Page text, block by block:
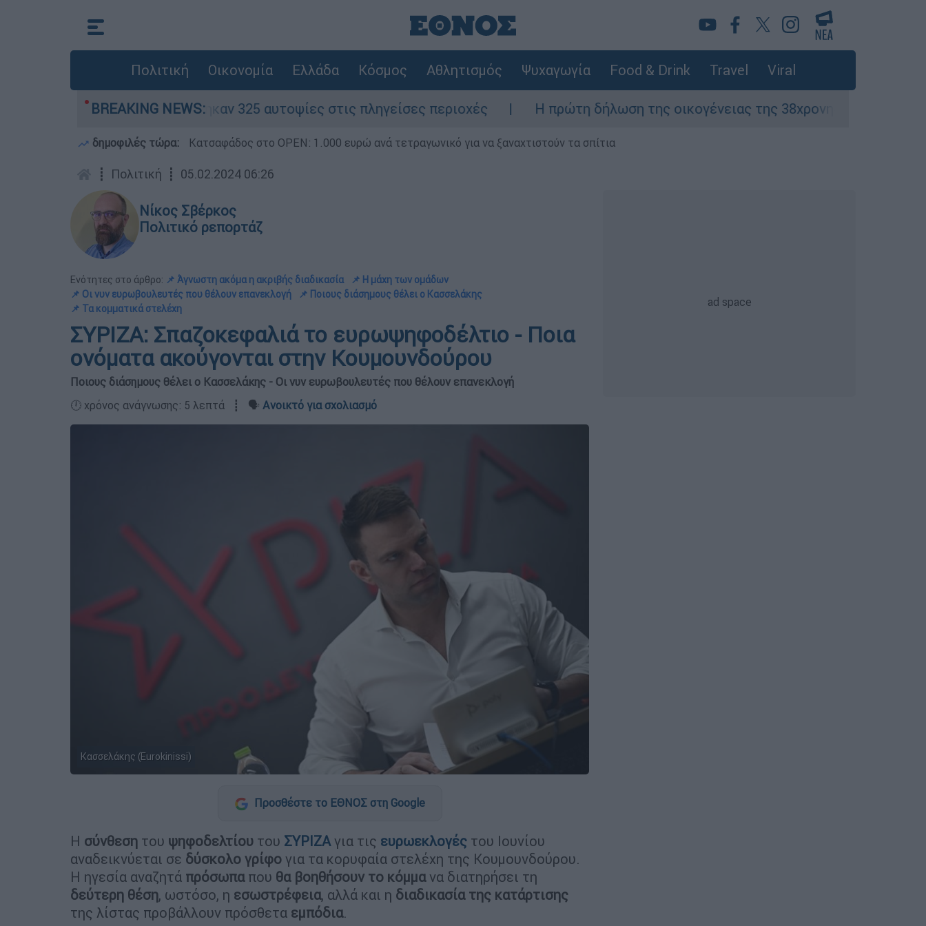
Πολιτική Οικονομία Ελλάδα Κόσμος Αθλητισμός Ψυχαγωγία Food & Drink Travel Viral
BREAKING NEWS:
- Ολοκληρώθηκαν 325 αυτοψίες στις πληγείσες περιοχές Η πρώτη δήλωση της οικογένειας της 38χρονης Βρετανίδας που
δημοφιλές τώρα: Κατσαφάδος στο OPEN: 1.000 ευρώ ανά τετραγωνικό για να ξαναχτιστούν τα σπίτια
┋ Πολιτική ┋ 05.02.2024 06:26
Νίκος Σβέρκος
Πολιτικό ρεπορτάζ
Ενότητες στο άρθρο: 📌 Άγνωστη ακόμα η ακριβής διαδικασία
📌 Η μάχη των ομάδων
📌 Οι νυν ευρωβουλευτές που θέλουν επανεκλογή
📌 Ποιους διάσημους θέλει ο Κασσελάκης
📌 Τα κομματικά στελέχη
ΣΥΡΙΖΑ: Σπαζοκεφαλιά το ευρωψηφοδέλτιο - Ποια
ονόματα ακούγονται στην Κουμουνδούρου
Ποιους διάσημους θέλει ο Κασσελάκης - Οι νυν ευρωβουλευτές που θέλουν επανεκλογή
🕛 χρόνος ανάγνωσης: 5 λεπτά ┋ 🗣️ Ανοικτό για σχολιασμό
Κασσελάκης (Eurokinissi)
Προσθέστε το ΕΘΝΟΣ στη Google
Η σύνθεση του ψηφοδελτίου του ΣΥΡΙΖΑ για τις ευρωεκλογές του Ιουνίου
αναδεικνύεται σε δύσκολο γρίφο για τα κορυφαία στελέχη της Κουμουνδούρου.
Η ηγεσία αναζητά πρόσωπαπου θα βοηθήσουν το κόμμανα διατηρήσει τη
δεύτερη θέση, ωστόσο, η εσωστρέφεια, αλλά και η διαδικασία της κατάρτισης
της λίστας προβάλλουν πρόσθετα εμπόδια.